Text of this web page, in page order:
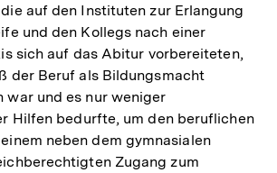
auf den Instituten zur Erlangung
und den Kollegs nach einer
sich auf das Abitur vorbereiteten,
der Beruf als Bildungsmacht
war und es nur weniger
Hilfen bedurfte, um den beruflichen
neben dem gymnasialen
Zugang zum